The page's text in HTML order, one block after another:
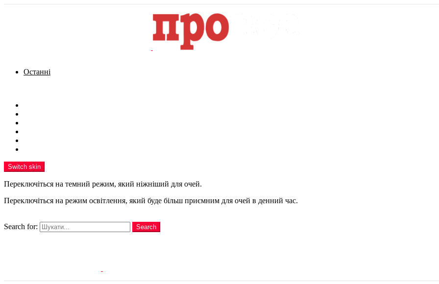
Останні
Switch skin
Переключіться на темний режим, який ніжніший для очей.
Переключіться на режим освітлення, який буде більш приємним для очей в денний час.
Search for:
Search